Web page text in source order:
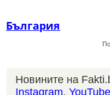
България
Новините на
Instagram, YouTube